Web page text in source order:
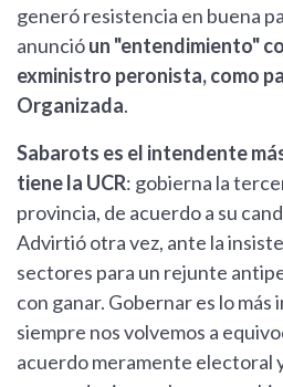
generó resistencia en buena
anuncióun "entendimiento"
exministro peronista, como
Organizada.
Sabarots es el intendente
tiene la UCR: gobierna la
provincia, de acuerdo a su
Advirtió otra vez, ante la
sectores para un rejunte
con ganar. Gobernar es lo más
siempre nos volvemos a
acuerdo meramente electoral